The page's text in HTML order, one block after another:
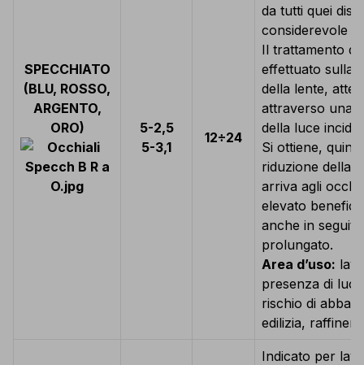
SPECCHIATO
(BLU, ROSSO,
ARGENTO,
ORO)
5-2,5
5-3,1
12÷24
da tutti quei
considerevole
Il trattamento di
effettuato sulla
della lente,
attraverso una
della luce
Si ottiene,
riduzione della
arriva agli
elevato
anche in
prolungato.
Area d’uso:
presenza di
rischio di
edilizia,
Indicato per